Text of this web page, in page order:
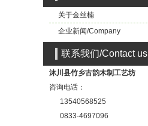
关于金丝楠
企业新闻/Company
联系我们/Contact us
沐川县竹乡古韵木制工艺坊
咨询电话：
13540568525
0833-4697096